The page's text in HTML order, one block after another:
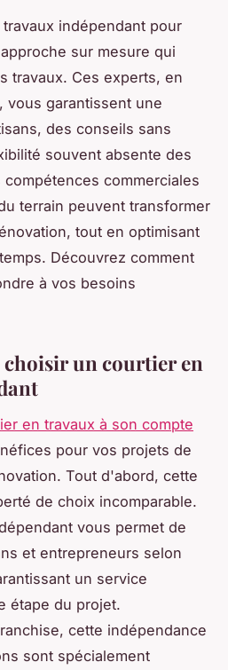
indépendant pour
sur mesure qui
travaux. Ces experts, en
vous garantissent une
des conseils sans
souvent absente des
commerciales
terrain peuvent transformer
tout en optimisant
Découvrez comment
à vos besoins
choisir un courtier en
en travaux à son compte
pour vos projets de
Tout d'abord, cette
de choix incomparable.
vous permet de
et entrepreneurs selon
un service
étape du projet.
cette indépendance
sont spécialement